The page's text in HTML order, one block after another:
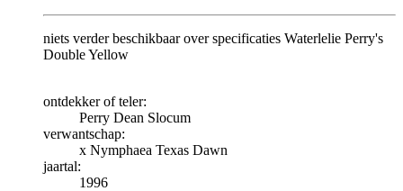
niets verder beschikbaar over specificaties Waterlelie Perry's
Double Yellow
ontdekker of teler:
Perry Dean Slocum
verwantschap:
x Nymphaea Texas Dawn
jaartal:
1996